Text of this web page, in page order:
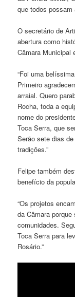
que todos possam
O secretário de
abertura como
Câmara Municipal
“Foi uma
Primeiro
arraial. Quero
Rocha, toda a
nome do
Toca Serra, que
Serão sete dias
tradições.”
Felipe também
benefício da
“Os projetos
da Câmara
comunidades.
Toca Serra para
Rosário.”